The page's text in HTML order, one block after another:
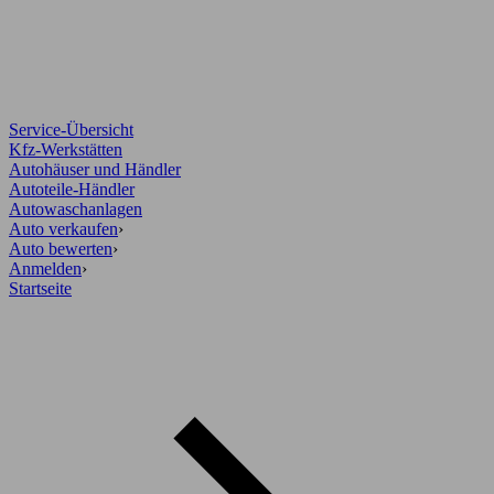
Service-Übersicht
Kfz-Werkstätten
Autohäuser und Händler
Autoteile-Händler
Autowaschanlagen
Auto verkaufen›
Auto bewerten›
Anmelden›
Startseite